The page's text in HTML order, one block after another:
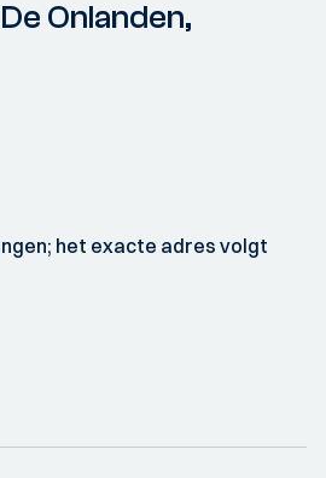
Onlanden,
het exacte adres volgt